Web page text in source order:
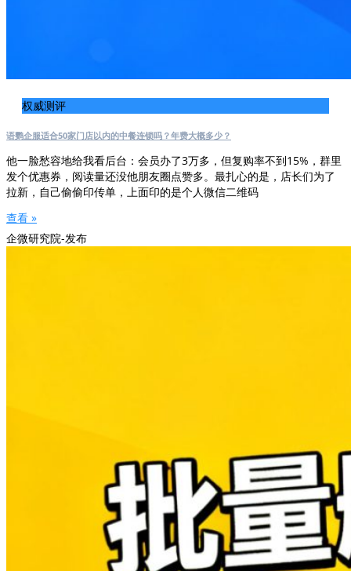
权威测评
语鹦企服适合50家门店以内的中餐连锁吗？年费大概多少？
他一脸愁容地给我看后台：会员办了3万多，但复购率不到15%，群里
发个优惠券，阅读量还没他朋友圈点赞多。最扎心的是，店长们为了
拉新，自己偷偷印传单，上面印的是个人微信二维码
查看 »
企微研究院-发布